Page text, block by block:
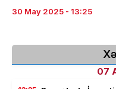
30 May 2025 - 13:25
07